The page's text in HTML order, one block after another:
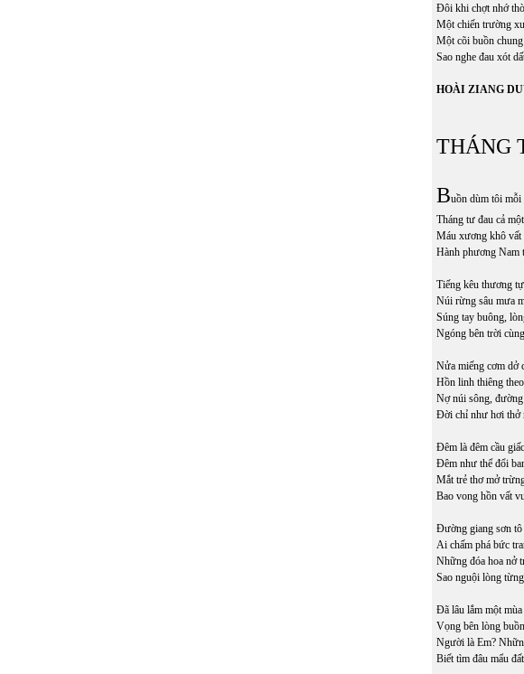
Đôi khi chợt nhớ
Một chiến trường
Một cõi buồn
Sao nghe đau xót
HOÀI ZIANG
THÁNG
Buồn dùm tôi mỗi
Tháng tư đau cả
Máu xương khô
Hành phương Nam
Tiếng kêu thương
Núi rừng sâu mưa
Súng tay buông,
Ngóng bên trời
Nửa miếng cơm dở
Hồn linh thiêng
Nợ núi sông,
Đời chỉ như hơi thở
Đêm là đêm cầu
Đêm như thể đổi
Mắt trẻ thơ mở
Bao vong hồn vất
Đường giang sơn tô
Ai chấm phá bức
Những đóa hoa nở
Sao nguội lòng
Đã lâu lắm một mùa
Vọng bên lòng
Người là Em?
Biết tìm đâu mẩu